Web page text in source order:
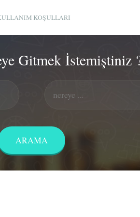
KOŞULLARI
Gitmek İstemiştiniz